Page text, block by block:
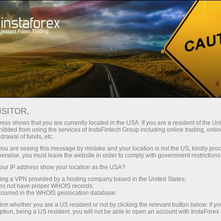
انسٹا فاریکس کے ساتھ، آپ
حاصل کرتے ہیں: 1:5000 تک کا فائدہ،
مارکیٹ میں کچھ بہترین اسپریڈز اور
کمیشنز، اور ٹریڈنگ اسٹاک اور انڈیکس
کے لیے فائدہ مند حالات۔
مختصر
30% بونس
ہر ڈیپازٹ پر
رفتار
تجارت اور ہائی ویز پر
shows that you are currently located in the USA. If you are a resident of the
from using the services of InstaFintech Group including online trading,
of funds, etc.
are seeing this message by mistake and your location is not the US, kindly
you must leave the website in order to comply with government
IP address show your location as the USA?
a VPN provided by a hosting company based in the United States;
not have proper WHOIS records;
in the WHOIS geolocation database.
whether you are a US resident or not by clicking the relevant button below. If
being a US resident, you will not be able to open an account with InstaForex